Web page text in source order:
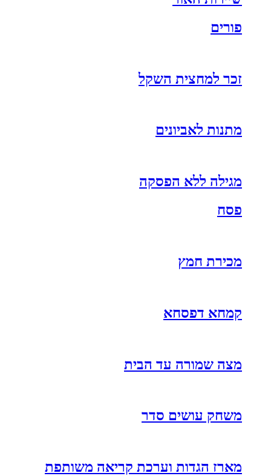
פורים
זכר למחצית השקל
מתנות לאביונים
מגילה ללא הפסקה
פסח
מכירת חמץ
קמחא דפסחא
מצה שמורה עד הבית
משחק עושים סדר
מארז הגדות וערכת קריאה משותפת